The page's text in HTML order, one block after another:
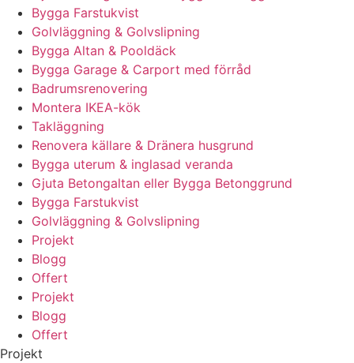
Bygga Farstukvist
Golvläggning & Golvslipning
Bygga Altan & Pooldäck
Bygga Garage & Carport med förråd
Badrumsrenovering
Montera IKEA-kök
Takläggning
Renovera källare & Dränera husgrund
Bygga uterum & inglasad veranda
Gjuta Betongaltan eller Bygga Betonggrund
Bygga Farstukvist
Golvläggning & Golvslipning
Projekt
Blogg
Offert
Projekt
Blogg
Offert
Projekt